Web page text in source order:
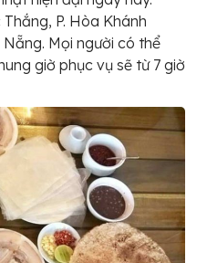
P. Hòa Khánh
Mọi người có thể
giờ phục vụ sẽ từ 7 giờ